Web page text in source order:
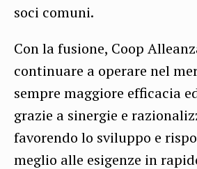
soci comuni.
Con la fusione, Coop
continuare a operare nel
sempre maggiore efficacia
grazie a sinergie e
favorendo lo sviluppo e
meglio alle esigenze in